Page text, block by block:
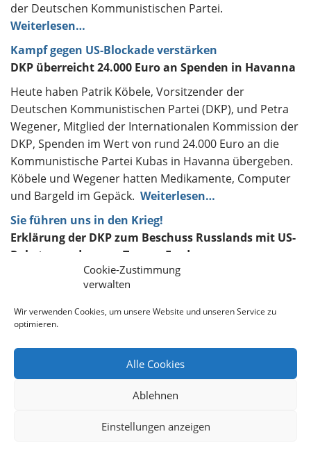
Cookie-Zustimmung
verwalten
Wir verwenden Cookies, um unsere Website und unseren Service zu
optimieren.
Alle Cookies
Ablehnen
Einstellungen anzeigen
der Deutschen Kommunistischen Partei.
Weiterlesen…
Kampf gegen US-Blockade verstärken
DKP überreicht 24.000 Euro an Spenden in Havanna
Heute haben Patrik Köbele, Vorsitzender der
Deutschen Kommunistischen Partei (DKP), und Petra
Wegener, Mitglied der Internationalen Kommission der
DKP, Spenden im Wert von rund 24.000 Euro an die
Kommunistische Partei Kubas in Havanna übergeben.
Köbele und Wegener hatten Medikamente, Computer
und Bargeld im Gepäck. Weiterlesen…
Sie führen uns in den Krieg!
Erklärung der DKP zum Beschuss Russlands mit US-
Raketen und neuen Taurus-Forderungen
Biden, CDU, Grüne, FDP: „Dritter Weltkrieg – wir
Herangehensweise. Die Eskalation wird weiter und
weiter vorangetrieben. Erst erfolgte die Freigabe für
den Beschuss Russlands mit US-Raketen durch den
eben abgewählten US-Präsidenten Joseph Biden. Dann
stimmte eine Koalition von CDU und Grün-Gelben
Ampelresten sofort den Chor an, dass nun auch
geliefert werden müssen, um damit russisches